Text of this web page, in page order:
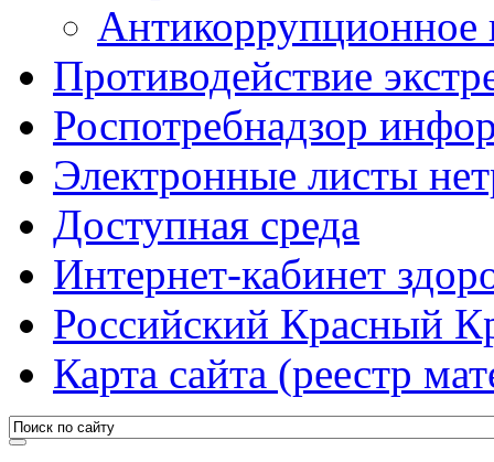
Антикоррупционное
Противодействие
Роспотребнадзор
Электронные листы
Доступная среда
Интернет-кабинет
Российский Красный
Карта сайта (реестр